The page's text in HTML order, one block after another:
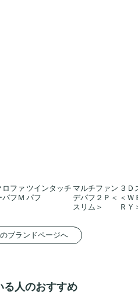
ロファ
パフＭ
ツインタッチ
パフ
マルチファン
デパフ２Ｐ＜
スリム＞
３Ｄ
＜Ｗ
ＲＹ
ブランドページへ
る人のおすすめ